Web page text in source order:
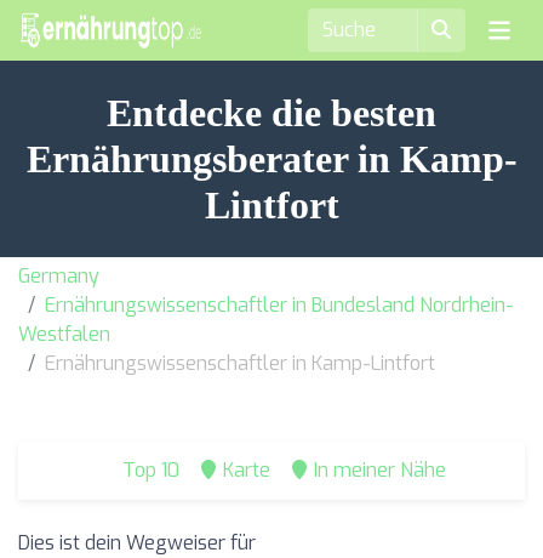
Entdecke die besten
Ernährungsberater in Kamp-
Lintfort
Germany
Ernährungswissenschaftler in Bundesland Nordrhein-
Westfalen
Ernährungswissenschaftler in Kamp-Lintfort
Top 10 Karte In meiner Nähe
Dies ist dein Wegweiser für